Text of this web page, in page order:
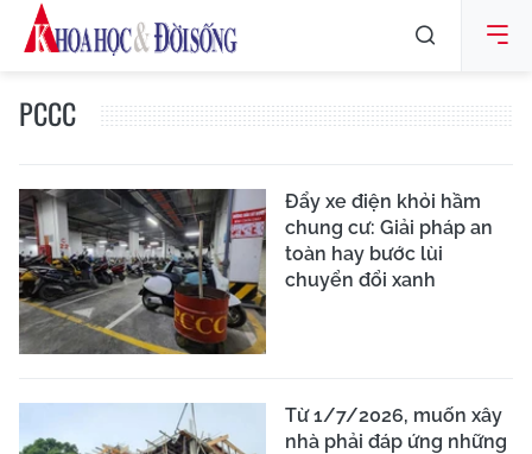
PCCC
Đẩy xe điện khỏi hầm
chung cư: Giải pháp an
toàn hay bước lùi
chuyển đổi xanh
Từ 1/7/2026, muốn xây
nhà phải đáp ứng những